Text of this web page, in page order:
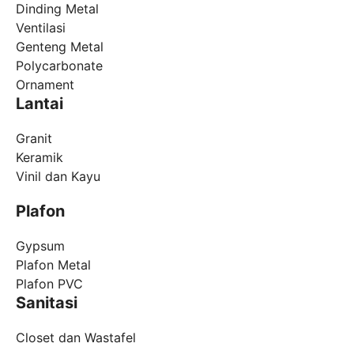
Dinding Metal
Ventilasi
Genteng Metal
Polycarbonate
Ornament
Lantai
Granit
Keramik
Vinil dan Kayu
Plafon
Gypsum
Plafon Metal
Plafon PVC
Sanitasi
Closet dan Wastafel